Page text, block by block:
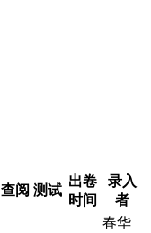
查阅 测试
出卷
时间
录入
者
春华